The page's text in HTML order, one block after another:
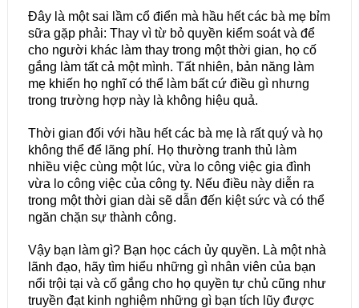
Đây là một sai lầm cổ điển mà hầu hết các bà mẹ bỉm
sữa gặp phải: Thay vì từ bỏ quyền kiểm soát và để
cho người khác làm thay trong một thời gian, họ cố
gắng làm tất cả một mình. Tất nhiên, bản năng làm
mẹ khiến họ nghĩ có thể làm bất cứ điều gì nhưng
trong trường hợp này là không hiệu quả.
Thời gian đối với hầu hết các bà mẹ là rất quý và họ
không thể để lãng phí. Họ thường tranh thủ làm
nhiều việc cùng một lúc, vừa lo công việc gia đình
vừa lo công việc của công ty. Nếu điều này diễn ra
trong một thời gian dài sẽ dẫn đến kiệt sức và có thể
ngăn chặn sự thành công.
Vậy bạn làm gì? Bạn học cách ủy quyền. Là một nhà
lãnh đạo, hãy tìm hiểu những gì nhân viên của bạn
nổi trội tại và cố gắng cho họ quyền tự chủ cũng như
truyền đạt kinh nghiệm những gì bạn tích lũy được